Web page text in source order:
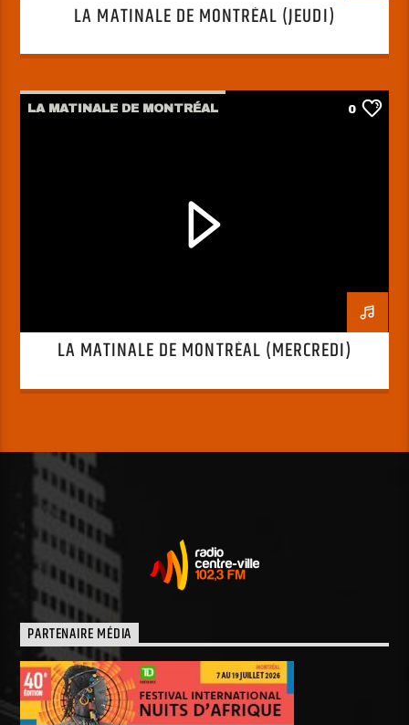
LA MATINALE DE MONTRÉAL (JEUDI)
LA MATINALE DE MONTRÉAL 0
LA MATINALE DE MONTRÉAL (MERCREDI)
PARTENAIRE MÉDIA